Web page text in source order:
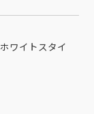
ホワイトスタイ